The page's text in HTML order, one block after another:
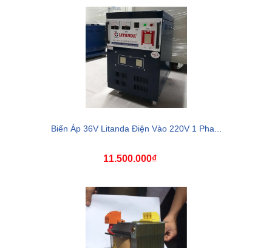
Biến Áp 36V Litanda Điện Vào 220V 1 Pha...
11.500.000₫